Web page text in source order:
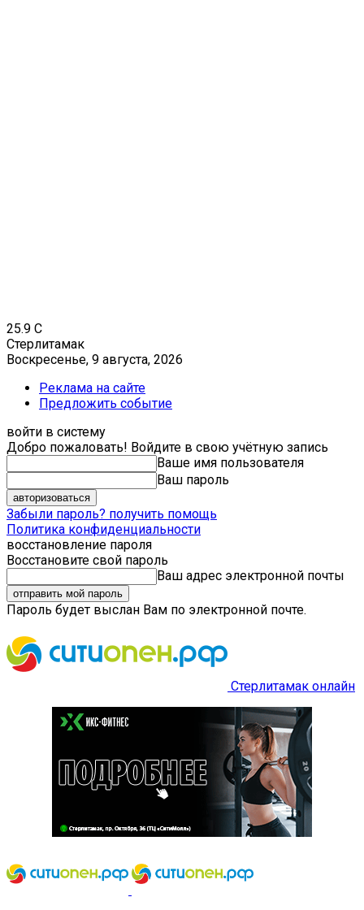
25.9 C
Стерлитамак
Воскресенье, 9 августа, 2026
Реклама на сайте
Предложить событие
войти в систему
Добро пожаловать! Войдите в свою учётную запись
Ваше имя пользователя
Ваш пароль
Забыли пароль? получить помощь
Политика конфиденциальности
восстановление пароля
Восстановите свой пароль
Ваш адрес электронной почты
Пароль будет выслан Вам по электронной почте.
Стерлитамак онлайн